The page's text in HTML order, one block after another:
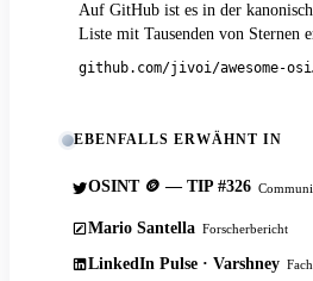
Auf GitHub ist es in der
Liste mit Tausenden von Sternen
EBENFALLS ERWÄHNT IN
OSINT 🪙 — TIP #326
Mario Santella Forscherbericht
LinkedIn Pulse · Varshney